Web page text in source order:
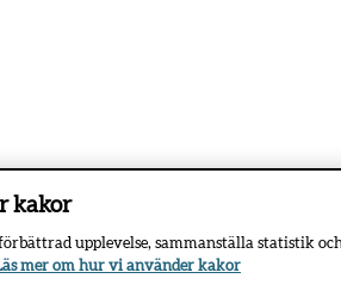
kakor
upplevelse, sammanställa statistik
mer om hur vi använder kakor